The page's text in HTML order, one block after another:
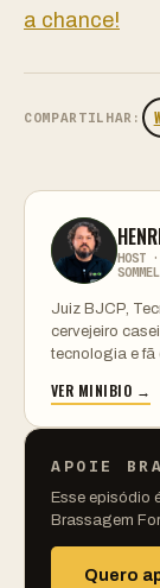
a chance!
COMPARTILHAR:
HOST
Juiz BJCP,
cervejeiro
tecnologia e fã
VER MINIBIO →
APOIE
Esse episódio
Brassagem
Quero